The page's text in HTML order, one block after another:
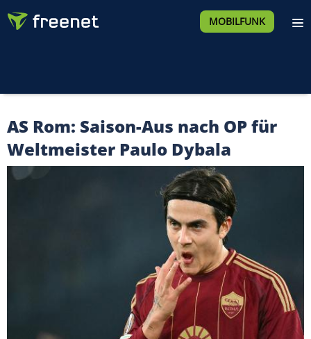
MOBILFUNK
AS Rom: Saison-Aus nach OP für
Weltmeister Paulo Dybala